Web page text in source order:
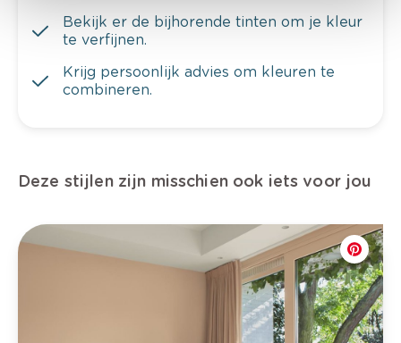
Bekijk er de bijhorende tinten om je kleur
te verfijnen.
Krijg persoonlijk advies om kleuren te
combineren.
Deze stijlen zijn misschien ook iets voor jou